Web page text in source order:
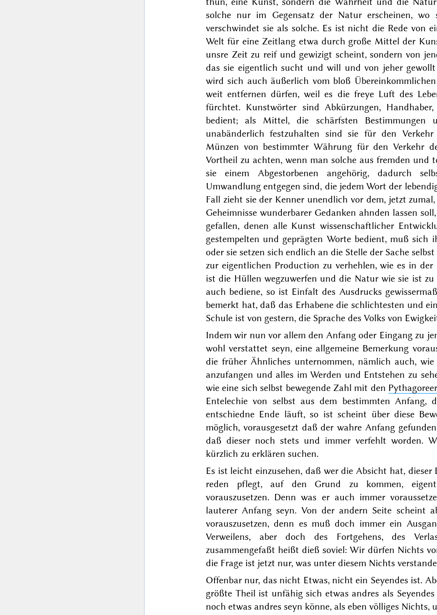
solche nur im Gegensatz der Natur erscheinen,
verschwindet sie als solche. Es ist nicht die Rede von
Welt für eine Zeitlang etwa durch große Mittel der
unsre Zeit zu reif und gewizigt scheint, sondern von
das sie eigentlich sucht und will und von jeher
wird sich auch äußerlich vom bloß
weit entfernen dürfen, weil es die freye Luft des
fürchtet. Kunstwörter sind Abkürzungen,
bedient; als Mittel, die schärfsten
unabänderlich festzuhalten sind sie für den
Münzen von bestimmter Währung für den Verkehr
Vortheil zu achten, wenn man solche aus fremden und
sie einem Abgestorbenen angehörig, dadurch
Umwandlung entgegen sind, die jedem Wort der
Fall zieht sie der Kenner unendlich vor dem, jetzt
Geheimnisse wunderbarer Gedanken ahnden lassen
gefallen, denen alle Kunst wissenschaftlicher
gestempelten und geprägten Worte bedient, muß sich
oder sie setzen sich endlich an die Stelle der Sache
zur eigentlichen Production zu verhehlen, wie es in
ist die Hüllen wegzuwerfen und die Natur wie sie ist
auch bediene, so ist Einfalt des Ausdrucks
bemerkt hat, daß das Erhabene die schlichtesten und
Schule ist von gestern, die Sprache des Volks von
Indem wir nun vor allem den Anfang oder Eingang zu
wohl verstattet seyn, eine allgemeine Bemerkung
die früher Ähnliches unternommen, nämlich auch,
anzufangen und alles im Werden und Entstehen zu
wie eine sich selbst bewegende Zahl mit den
Entelechie von selbst aus dem bestimmten
entschiedne Ende läuft, so ist scheint über diese
möglich, vorausgesetzt daß der wahre Anfang
daß dieser noch stets und immer verfehlt worden.
kürzlich zu erklären suchen.
Es ist leicht einzusehen, daß wer die Absicht hat,
reden pflegt, auf den Grund zu kommen,
vorauszusetzen. Denn was er auch immer
lauterer Anfang seyn. Von der andern Seite scheint
vorauszusetzen, denn es muß doch immer ein
Verweilens, aber doch des Fortgehens, des
zusammengefaßt heißt dieß soviel: Wir dürfen Nichts
die Frage ist jetzt nur, was unter diesem Nichts
Offenbar nur, das nicht Etwas, nicht ein Seyendes ist.
größte Theil ist unfähig sich etwas andres als
noch etwas andres seyn könne, als eben völliges